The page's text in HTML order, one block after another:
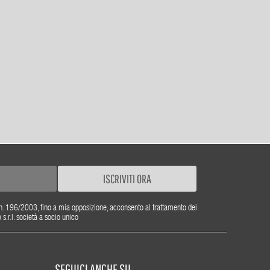
ISCRIVITI ORA
196/2003, fino a mia opposizione, acconsento al trattamento dei
società a socio unico